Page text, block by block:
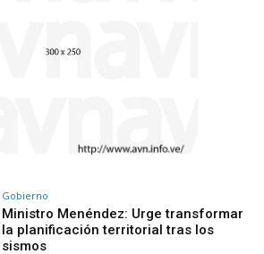
Gobierno
Ministro Menéndez: Urge transformar
la planificación territorial tras los
sismos